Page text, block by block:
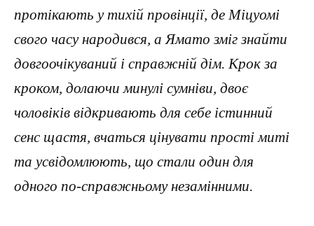
протікають у тихій провінції, де Міцуомі
свого часу народився, а Ямато зміг знайти
довгоочікуваний і справжній дім. Крок за
кроком, долаючи минулі сумніви, двоє
чоловіків відкривають для себе істинний
сенс щастя, вчаться цінувати прості миті
та усвідомлюють, що стали один для
одного по-справжньому незамінними.